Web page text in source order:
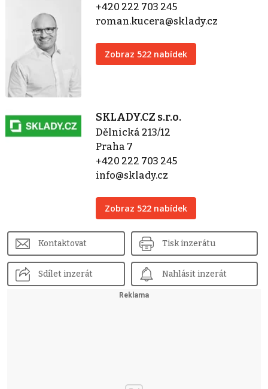
+420 222 703 245
roman.kucera@sklady.cz
Zobraz 522 nabídek
SKLADY.CZ s.r.o.
Dělnická 213/12
Praha 7
+420 222 703 245
info@sklady.cz
Zobraz 522 nabídek
Kontaktovat Tisk inzerátu
Sdílet inzerát Nahlásit inzerát